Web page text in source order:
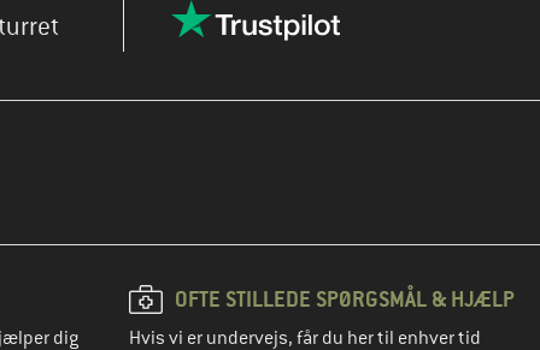
dig
OFTE STILLEDE SPØRGSMÅL & HJÆLP
Hvis vi er undervejs, får du her til enhver tid